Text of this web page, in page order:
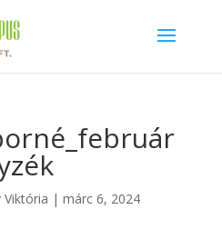
Viktória | márc 6, 2024